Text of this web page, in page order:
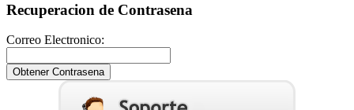
Recuperacion de Contrasena
Correo Electronico: